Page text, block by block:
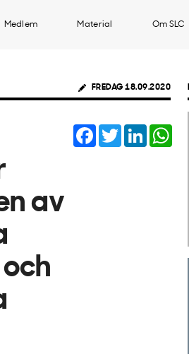
Medlem Material Om SLC
FREDAG 18.09.2020
av
Facebook
TwitterLinkedIn